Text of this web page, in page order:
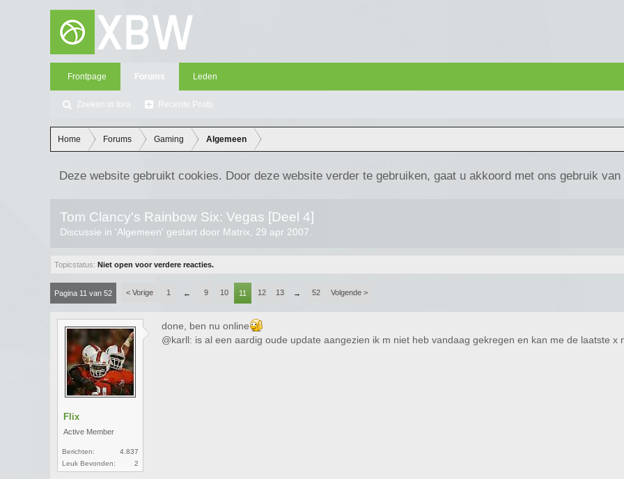
Frontpage Forums
Zoeken in fora Recente Posts
Leden
Home Forums Gaming Algemeen
Deze website gebruikt cookies. Door deze website verder te gebruiken, gaat u akkoord met ons gebruik van
Tom Clancy's Rainbow Six: Vegas [Deel 4]
Discussie in 'Algemeen' gestart door Matrix 29 apr 2007
Topicstatus: Niet open voor verdere reacties.
Pagina 11 van 52 < Vorige 1 ← 9 10 11 12 13 → 52 Volgende >
Flix
Active Member
Berichten:
4.837
Leuk Bevonden:
2
done, ben nu online
@karll: is al een aardig oude update aangezien ik m niet heb vandaag gekregen en kan me de laatste x